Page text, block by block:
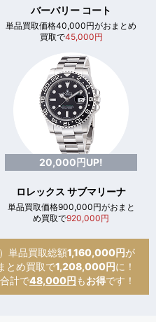
バーバリー コート
単品買取価格40,000円がおまとめ
買取で45,000円
20,000円UP!
ロレックス サブマリーナ
単品買取価格900,000円がおまと
め買取で920,000円
単品買取総額1,160,000円が
とめ買取で1,208,000円に！
合計で48,000円 もお得です！